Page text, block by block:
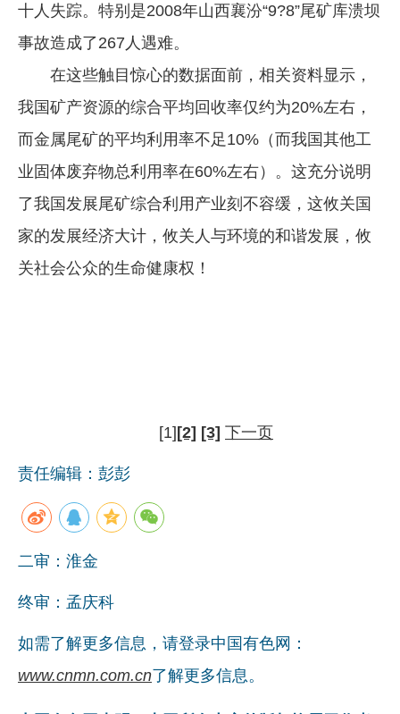
十人失踪。特别是2008年山西襄汾“9?8”尾矿库溃坝
事故造成了267人遇难。
在这些触目惊心的数据面前，相关资料显示，
我国矿产资源的综合平均回收率仅约为20%左右，
而金属尾矿的平均利用率不足10%（而我国其他工
业固体废弃物总利用率在60%左右）。这充分说明
了我国发展尾矿综合利用产业刻不容缓，这攸关国
家的发展经济大计，攸关人与环境的和谐发展，攸
关社会公众的生命健康权！
[1][2] [3] 下一页
责任编辑：彭彭
二审：淮金
终审：孟庆科
如需了解更多信息，请登录中国有色网：
www.cnmn.com.cn了解更多信息。